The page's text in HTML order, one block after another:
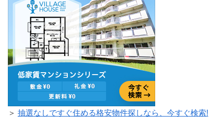
＞ 抽選なしですぐ住める格安物件探しなら、今すぐ検索!